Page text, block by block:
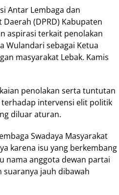
Antar Lembaga dan
(DPRD) Kabupaten
aspirasi terkait penolakan
Wulandari sebagai Ketua
masyarakat Lebak. Kamis
penolakan serta tuntutan
intervensi elit politik
diluar aturan.
Swadaya Masyarakat
karena isu yang berkembang
nama anggota dewan partai
suaranya jauh dibawah